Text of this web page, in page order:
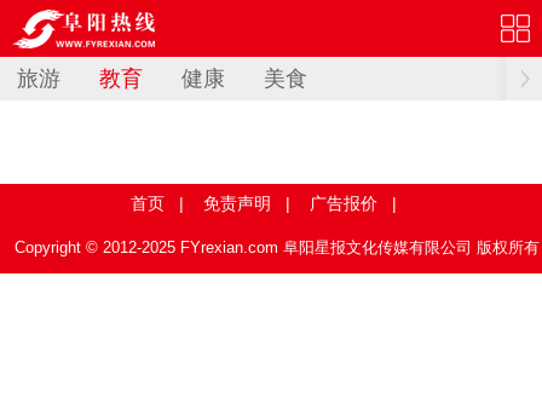
旅游 教育 健康 美食
首页 | 免责声明 | 广告报价 |
Copyright © 2012-2025 FYrexian.com 阜阳星报文化传媒有限公司 版权所有
皖ICP备12020720号-1